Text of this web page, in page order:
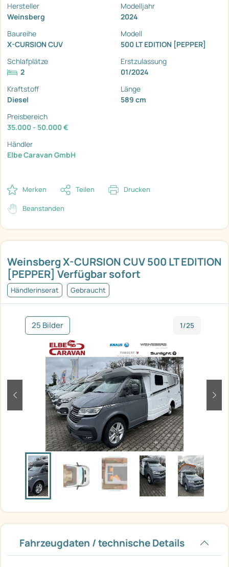
Weinsberg X-CURSION CUV 500 LT EDITION
[PEPPER] Verfügbar sofort
Händlerinserat Gebraucht
25 Bilder 1/25
zurück
Fahrzeugdaten / technische Details
Hersteller
Weinsberg
Modelljahr
2024
Baureihe
X-CURSION CUV
Modell
500 LT EDITION [PEPPER]
Schlafplätze
2
Erstzulassung
01/2024
Kraftstoff
Diesel
Länge
589 cm
Preisbereich
35.000 - 50.000 €
Händler
Elbe Caravan GmbH
Merken Teilen Drucken
Beanstanden